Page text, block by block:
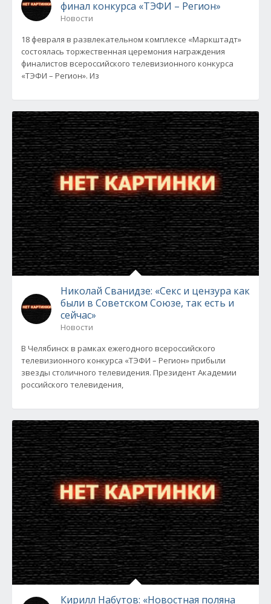
финал конкурса «ТЭФИ – Регион»
Новости
18 февраля в развлекательном комплексе «Маркштадт»
состоялась торжественная церемония награждения
финалистов всероссийского телевизионного конкурса
«ТЭФИ – Регион». Из
Николай Сванидзе: «Секс и цензура как
были в Советском Союзе, так есть и
сейчас»
Новости
В Челябинск в рамках ежегодного всероссийского
телевизионного конкурса «ТЭФИ – Регион» прибыли
звезды столичного телевидения. Президент Академии
российского телевидения,
Кирилл Набутов: «Новостная поляна